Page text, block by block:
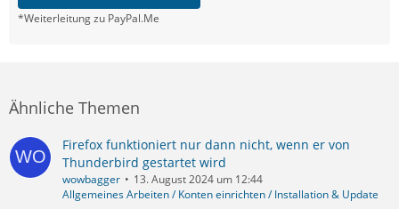
*Weiterleitung zu PayPal.Me
Ähnliche Themen
Firefox funktioniert nur dann nicht, wenn er von
Thunderbird gestartet wird
wowbagger
13. August 2024 um 12:44
Allgemeines Arbeiten / Konten einrichten / Installation & Update